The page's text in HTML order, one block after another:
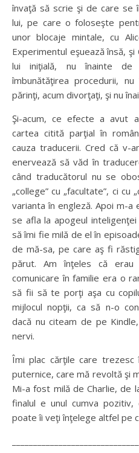
învaţă să scrie şi de care se
lui, pe care o foloseşte
unor blocaje mintale, cu
Experimentul eşuează însă,
lui iniţială, nu înainte de
îmbunătăţirea procedurii,
părinţi, acum divorţaţi, şi nu
Şi-acum, ce efecte a avut
cartea citită parţial în
cauza traducerii. Cred că v-
enervează să văd în
când traducătorul nu se
„college” cu „facultate”, ci cu
varianta în engleză. Apoi m-a
se afla la apogeul
să îmi fie milă de el în
de mă-sa, pe care aş fi
părut. Am înţeles că erau
comunicare în familie era o
să fii să te porţi aşa cu
mijlocul nopţii, ca să n-o
dacă nu citeam de pe
nervi.
Îmi plac cărţile care
puternice, care mă revoltă şi
Mi-a fost milă de Charlie, de
finalul e unul cumva
poate îi veţi înţelege altfel pe